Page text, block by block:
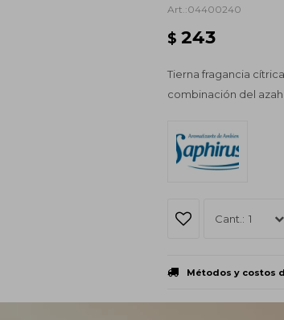
04400240
$ 243
Tierna fragancia
combinación del
1
Métodos y costos